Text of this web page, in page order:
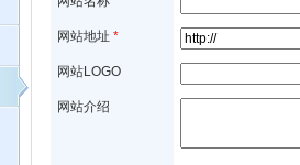
网站地址 *
网站LOGO
网站介绍